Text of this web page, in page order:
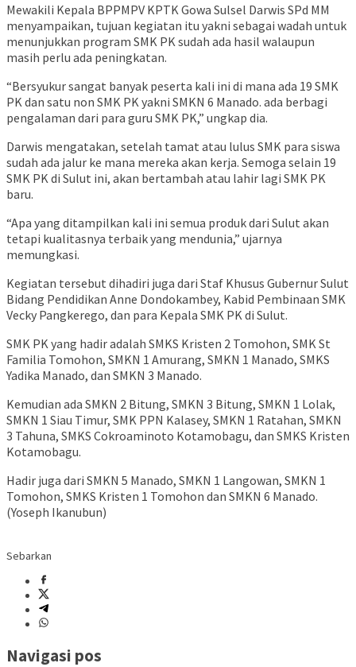
Mewakili Kepala BPPMPV KPTK Gowa Sulsel Darwis SPd MM
menyampaikan, tujuan kegiatan itu yakni sebagai wadah untuk
menunjukkan program SMK PK sudah ada hasil walaupun
masih perlu ada peningkatan.
“Bersyukur sangat banyak peserta kali ini di mana ada 19 SMK
PK dan satu non SMK PK yakni SMKN 6 Manado. ada berbagi
pengalaman dari para guru SMK PK,” ungkap dia.
Darwis mengatakan, setelah tamat atau lulus SMK para siswa
sudah ada jalur ke mana mereka akan kerja. Semoga selain 19
SMK PK di Sulut ini, akan bertambah atau lahir lagi SMK PK
baru.
“Apa yang ditampilkan kali ini semua produk dari Sulut akan
tetapi kualitasnya terbaik yang mendunia,” ujarnya
memungkasi.
Kegiatan tersebut dihadiri juga dari Staf Khusus Gubernur Sulut
Bidang Pendidikan Anne Dondokambey, Kabid Pembinaan SMK
Vecky Pangkerego, dan para Kepala SMK PK di Sulut.
SMK PK yang hadir adalah SMKS Kristen 2 Tomohon, SMK St
Familia Tomohon, SMKN 1 Amurang, SMKN 1 Manado, SMKS
Yadika Manado, dan SMKN 3 Manado.
Kemudian ada SMKN 2 Bitung, SMKN 3 Bitung, SMKN 1 Lolak,
SMKN 1 Siau Timur, SMK PPN Kalasey, SMKN 1 Ratahan, SMKN
3 Tahuna, SMKS Cokroaminoto Kotamobagu, dan SMKS Kristen
Kotamobagu.
Hadir juga dari SMKN 5 Manado, SMKN 1 Langowan, SMKN 1
Tomohon, SMKS Kristen 1 Tomohon dan SMKN 6 Manado.
(Yoseph Ikanubun)
Sebarkan
Navigasi pos